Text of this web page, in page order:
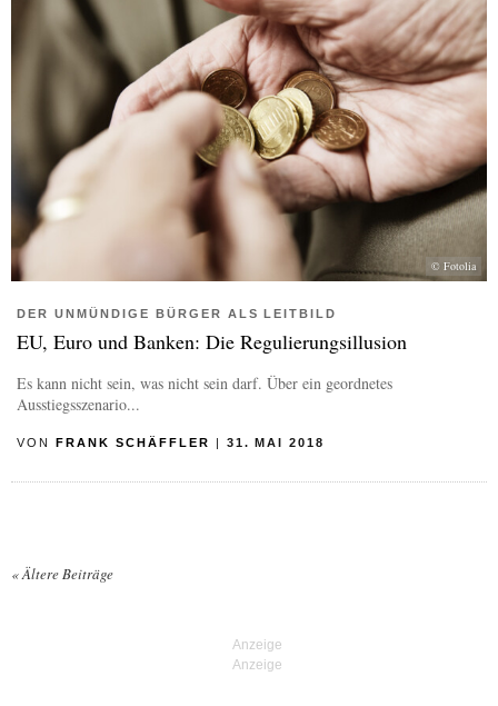
© Fotolia
DER UNMÜNDIGE BÜRGER ALS LEITBILD
EU, Euro und Banken: Die Regulierungsillusion
Es kann nicht sein, was nicht sein darf. Über ein geordnetes
Ausstiegsszenario...
VON FRANK SCHÄFFLER 31. MAI 2018
«Ältere Beiträge